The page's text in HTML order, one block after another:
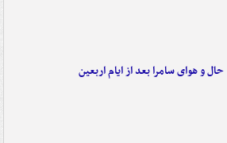
حال و هوای سامرا بعد از ایام اربعین